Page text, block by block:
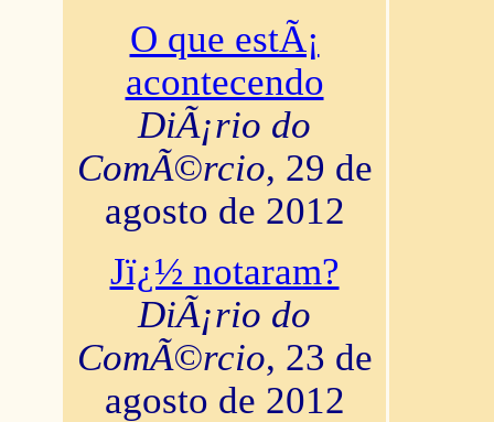
O que estÃ¡
acontecendo
DiÃ¡rio do
ComÃ©rcio, 29 de
agosto de 2012
Jï¿½ notaram?
DiÃ¡rio do
ComÃ©rcio, 23 de
agosto de 2012